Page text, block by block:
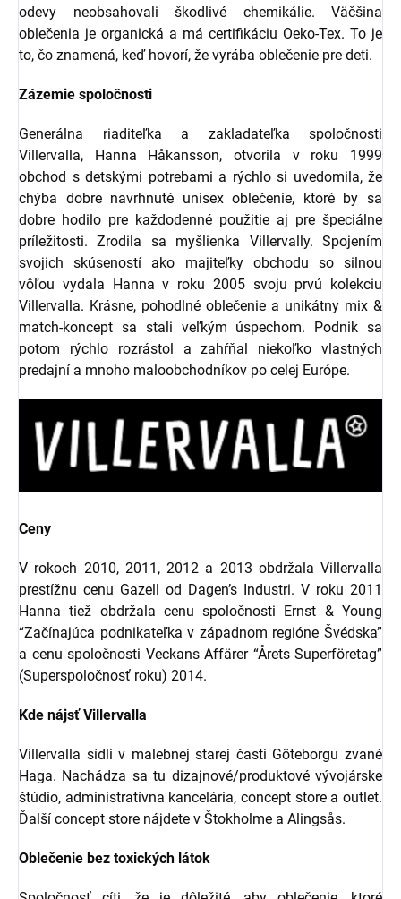
odevy neobsahovali škodlivé chemikálie. Väčšina
oblečenia je organická a má certifikáciu Oeko-Tex. To je
to, čo znamená, keď hovorí, že vyrába oblečenie pre deti.
Zázemie spoločnosti
Generálna riaditeľka a zakladateľka spoločnosti
Villervalla, Hanna Håkansson, otvorila v roku 1999
obchod s detskými potrebami a rýchlo si uvedomila, že
chýba dobre navrhnuté unisex oblečenie, ktoré by sa
dobre hodilo pre každodenné použitie aj pre špeciálne
príležitosti. Zrodila sa myšlienka Villervally. Spojením
svojich skúseností ako majiteľky obchodu so silnou
vôľou vydala Hanna v roku 2005 svoju prvú kolekciu
Villervalla. Krásne, pohodlné oblečenie a unikátny mix &
match-koncept sa stali veľkým úspechom. Podnik sa
potom rýchlo rozrástol a zahŕňal niekoľko vlastných
predajní a mnoho maloobchodníkov po celej Európe.
Ceny
V rokoch 2010, 2011, 2012 a 2013 obdržala Villervalla
prestížnu cenu Gazell od Dagen’s Industri. V roku 2011
Hanna tiež obdržala cenu spoločnosti Ernst & Young
“Začínajúca podnikateľka v západnom regióne Švédska”
a cenu spoločnosti Veckans Affärer “Årets Superföretag”
(Superspoločnosť roku) 2014.
Kde nájsť Villervalla
Villervalla sídli v malebnej starej časti Göteborgu zvané
Haga. Nachádza sa tu dizajnové/produktové vývojárske
štúdio, administratívna kancelária, concept store a outlet.
Ďalší concept store nájdete v Štokholme a Alingsås.
Oblečenie bez toxických látok